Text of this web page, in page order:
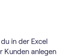
in der Excel
Kunden anlegen